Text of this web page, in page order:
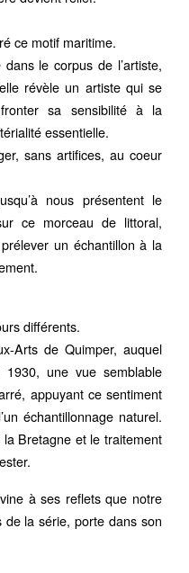
ce motif maritime.
le corpus de l’artiste,
révèle un artiste qui se
sa sensibilité à la
essentielle.
sans artifices, au coeur
nous présentent le
ce morceau de littoral,
un échantillon à la
différents.
Arts de Quimper, auquel
une vue semblable
appuyant ce sentiment
échantillonnage naturel.
Bretagne et le traitement
à ses reflets que notre
la série, porte dans son